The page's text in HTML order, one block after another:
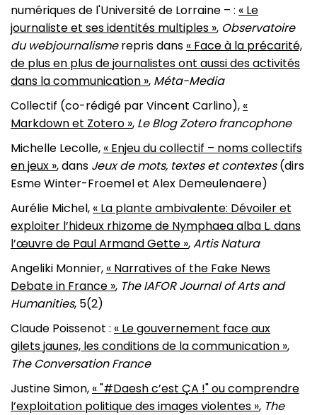
numériques de l'Université de Lorraine – : « Le
journaliste et ses identités multiples », Observatoire
du webjournalismerepris dans « Face à la précarité,
de plus en plus de journalistes ont aussi des activités
dans la communication », Méta-Media
Collectif (co-rédigé par Vincent Carlino), «
Markdown et Zotero », Le Blog Zotero francophone
Michelle Lecolle, « Enjeu du collectif – noms collectifs
en jeux », dans Jeux de mots, textes et contextes(dirs
Esme Winter-Froemel et Alex Demeulenaere)
Aurélie Michel, « La plante ambivalente: Dévoiler et
exploiter l’hideux rhizome de Nymphaea alba L. dans
l’œuvre de Paul Armand Gette »,Artis Natura
Angeliki Monnier, « Narratives of the Fake News
Debate in France », The IAFOR Journal of Arts and
Humanities, 5(2)
Claude Poissenot : « Le gouvernement face aux
gilets jaunes, les conditions de la communication »,
The Conversation France
Justine Simon, « "#Daesh c’est ÇA !" ou comprendre
l’exploitation politique des images violentes », The